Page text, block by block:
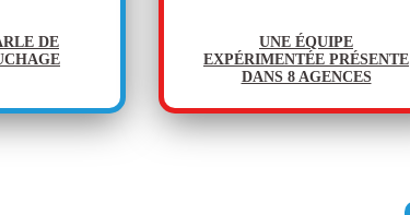
DE
UNE ÉQUIPE
EXPÉRIMENTÉE PRÉSENTE
DANS 8 AGENCES